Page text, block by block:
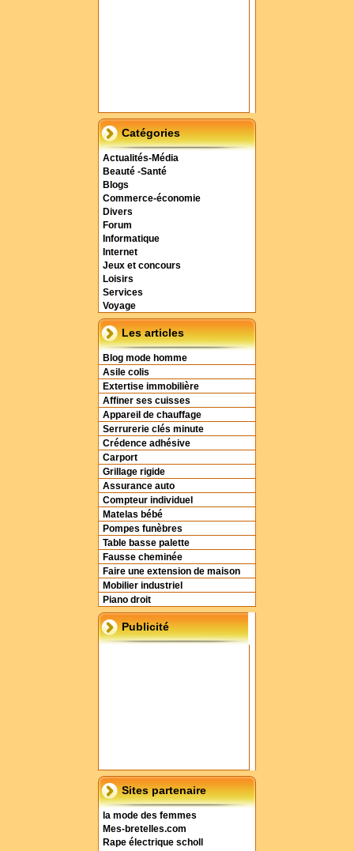
Catégories
Actualités-Média
Beauté -Santé
Blogs
Commerce-économie
Divers
Forum
Informatique
Internet
Jeux et concours
Loisirs
Services
Voyage
Les articles
Blog mode homme
Asile colis
Extertise immobilière
Affiner ses cuisses
Appareil de chauffage
Serrurerie clés minute
Crédence adhésive
Carport
Grillage rigide
Assurance auto
Compteur individuel
Matelas bébé
Pompes funèbres
Table basse palette
Fausse cheminée
Faire une extension de maison
Mobilier industriel
Piano droit
Publicité
Sites partenaire
la mode des femmes
Mes-bretelles.com
Rape électrique scholl